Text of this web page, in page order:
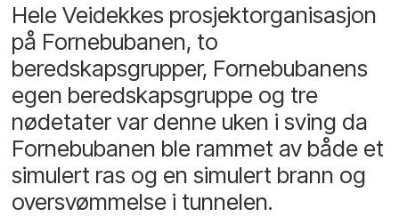
Hele Veidekkes prosjektorganisasjon
på Fornebubanen, to
beredskapsgrupper, Fornebubanens
egen beredskapsgruppe og tre
nødetater var denne uken i sving da
Fornebubanen ble rammet av både et
simulert ras og en simulert brann og
oversvømmelse i tunnelen.